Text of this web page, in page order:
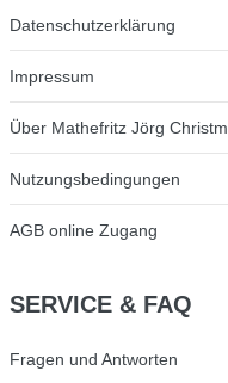
Datenschutzerklärung
Impressum
Über Mathefritz Jörg
Nutzungsbedingungen
AGB online Zugang
SERVICE& FAQ
Fragen und Antworten